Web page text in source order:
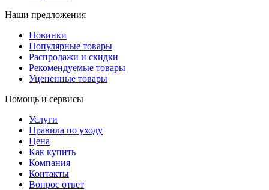
Наши предложения
Новинки
Популярные товары
Распродажи и скидки
Рекомендуемые товары
Уцененные товары
Помощь и сервисы
Услуги
Правила по уходу
Цена
Как купить
Компания
Контакты
Вопрос ответ